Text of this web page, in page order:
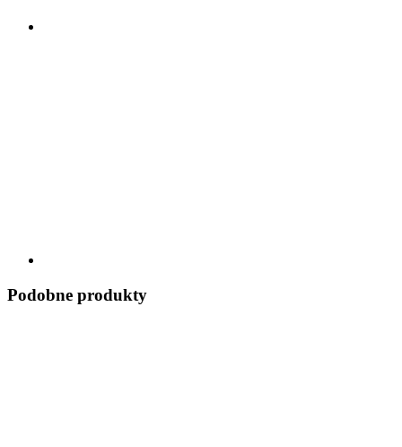
Podobne produkty